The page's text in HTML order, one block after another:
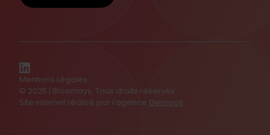
Site internet réalisé par l'agence Gemeos
© 2025 | Bloomays, Tous droits réservés
Mentions Légales